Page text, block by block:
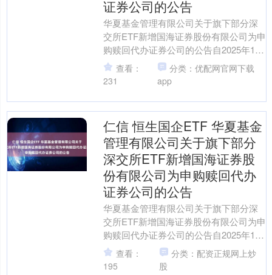
证券公司的公告
华夏基金管理有限公司关于旗下部分深
交所ETF新增国海证券股份有限公司为申
购赎回代办证券公司的公告自2025年11
月20日起，华夏基金管理有限公司（以
下简称“本公....
查看：
231
分类：优配网官网下载
app
仁信 恒生国企ETF 华夏基金
管理有限公司关于旗下部分
深交所ETF新增国海证券股
份有限公司为申购赎回代办
证券公司的公告
华夏基金管理有限公司关于旗下部分深
交所ETF新增国海证券股份有限公司为申
购赎回代办证券公司的公告自2025年11
月20日起，华夏基金管理有限公司（以
下简称“本公....
查看：
195
分类：配资正规网上炒
股